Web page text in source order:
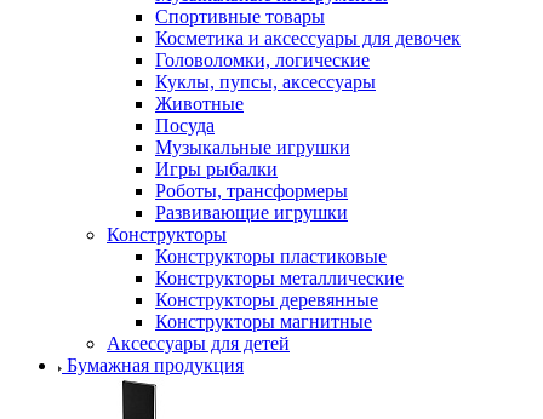
Спортивные товары
Косметика и аксессуары для девочек
Головоломки, логические
Куклы, пупсы, аксессуары
Животные
Посуда
Музыкальные игрушки
Игры рыбалки
Роботы, трансформеры
Развивающие игрушки
Конструкторы
Конструкторы пластиковые
Конструкторы металлические
Конструкторы деревянные
Конструкторы магнитные
Аксессуары для детей
Бумажная продукция